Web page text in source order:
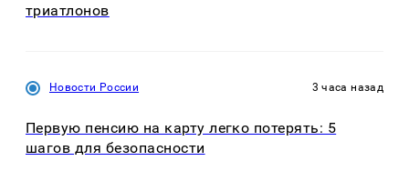
триатлонов
Новости России 3 часа назад
Первую пенсию на карту легко потерять: 5
шагов для безопасности